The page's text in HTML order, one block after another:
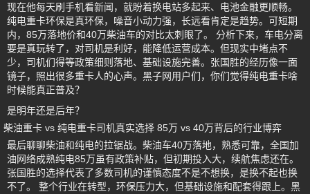
现在他每天刷手机看新闻，就盼着换电站多起来、电池金融更顺畅。
纯电重卡环保是真环保，噪音小动力强，长远看肯定是趋势。可短期
内，85万落地价和40万柴油车的对比太刺眼了。 分析下来，车电分离
要是真玩转了，对司机是利好，能降低运营成本。但现实中堵点不
少，司机们得等政策细则落地、基础设施完善。张国胜的经历像一面
镜子，照出很多重卡人的心声。黑子网用户们，你们觉得纯电重卡啥
时候能真正普及？
是明年还是后年？
柴油重卡 vs 纯电重卡司机真实选择 85万 vs 40万背后的行业博弈
最后聊聊柴油和纯电的拉锯战。柴油车40万落地，熟悉可靠，全国加
油网络成熟纯电85万虽有政策补贴，但初期投入大，续航焦虑还在。
张国胜的选择代表了多数司机的谨慎态度不是不想换，是换不起也换
不了。 整个行业在转型，环保压力大，但基础设施和配套得跟上。黑